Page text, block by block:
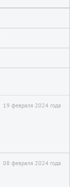
19 февраля 2024 года
08 февраля 2024 года